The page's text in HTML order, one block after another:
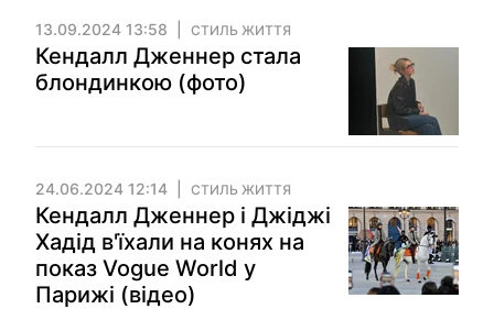
13.09.2024 13:58 СТИЛЬ ЖИТТЯ
Кендалл Дженнер стала
блондинкою (фото)
24.06.2024 12:14 СТИЛЬ ЖИТТЯ
Кендалл Дженнер і Джіджі
Хадід в'їхали на конях на
показ Vogue World у
Парижі (відео)